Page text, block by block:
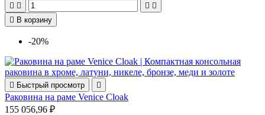
   
 В корзину
-20%
 Быстрый просмотр 
Раковина на раме Venice Cloak
155 056,96 ₽